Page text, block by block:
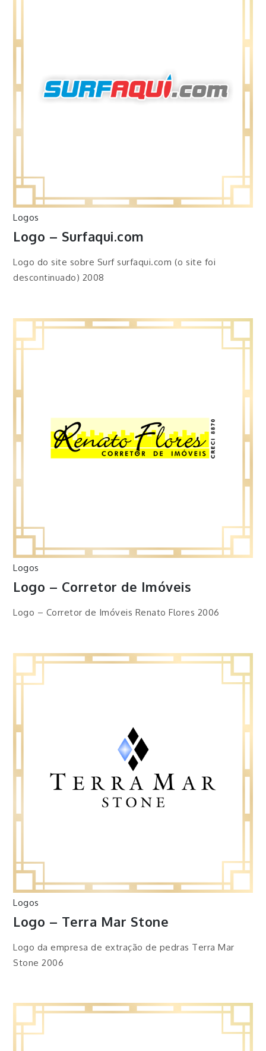
Logos
Logo – Surfaqui.com
Logo do site sobre Surf surfaqui.com (o site foi
descontinuado) 2008
Logos
Logo – Corretor de Imóveis
Logo – Corretor de Imóveis Renato Flores 2006
Logos
Logo – Terra Mar Stone
Logo da empresa de extração de pedras Terra Mar
Stone 2006